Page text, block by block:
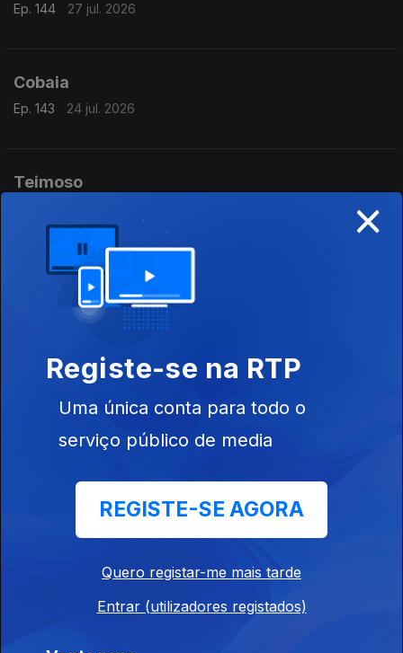
Ep. 144 27 jul. 2026
Cobaia
Ep. 143 24 jul. 2026
Teimoso
22 jul. 2026
Triagem
21 jul. 2026
20 jul. 2026
17 jul. 2026
×
Registe-se na RTP
Uma única conta para todo o
serviço público de media
REGISTE-SE AGORA
Quero registar-me mais tarde
Entrar (utilizadores registados)